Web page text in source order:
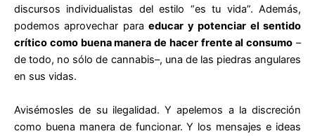
discursos individualistas del estilo “es tu vida”. Además,
podemos aprovechar paraeducar y potenciar el sentido
crítico como buena manera de hacer frente al consumo –
de todo, no sólo de cannabis–, una de las piedras angulares
en sus vidas.
Avisémosles de su ilegalidad. Y apelemos a la discreción
como buena manera de funcionar. Y los mensajes e ideas